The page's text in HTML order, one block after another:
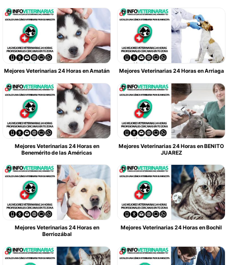
Mejores Veterinarias 24 Horas en Amatán Mejores Veterinarias 24 Horas en Arriaga
Mejores Veterinarias 24 Horas en
Benemérito de las Américas
Mejores Veterinarias 24 Horas en BENITO
JUAREZ
Mejores Veterinarias 24 Horas en
Berriozábal
Mejores Veterinarias 24 Horas en Bochil